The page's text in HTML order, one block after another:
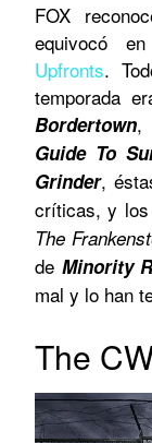
FOX
equivocó
Upfronts.
temporada
Bordertown,
Guide To
Grinder,
críticas, y
The
de Minority
mal y lo han
The